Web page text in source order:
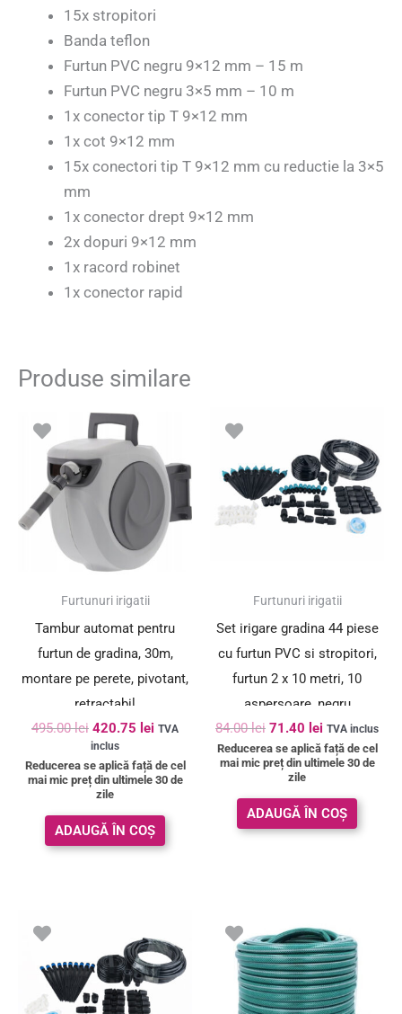
15x stropitori
Banda teflon
Furtun PVC negru 9×12 mm – 15 m
Furtun PVC negru 3×5 mm – 10 m
1x conector tip T 9×12 mm
1x cot 9×12 mm
15x conectori tip T 9×12 mm cu reductie la 3×5
mm
1x conector drept 9×12 mm
2x dopuri 9×12 mm
1x racord robinet
1x conector rapid
Produse similare
SUPER PREȚ!Furtunuri irigatii
Tambur automat pentru
furtun de gradina, 30m,
montare pe perete, pivotant,
retractabil
495.00lei
Prețul
inițial
a
fost:
495.00 lei.
420.75 lei
este:
420.75 lei.
TVA
inclus
Reducerea se aplică față de cel
mai mic preț din ultimele 30 de
zile
ADAUGĂ ÎN COȘ
SUPER PREȚ!Furtunuri irigatii
Set irigare gradina 44 piese
cu furtun PVC si stropitori,
furtun 2 x 10 metri, 10
aspersoare, negru
84.00lei
fost:
84.00 lei.
71.40 lei
este:
71.40 lei.
TVA inclus
Reducerea se aplică față de cel
mai mic preț din ultimele 30 de
zile
ADAUGĂ ÎN COȘ
fost:
78.00 lei.
este:
66.30 lei.